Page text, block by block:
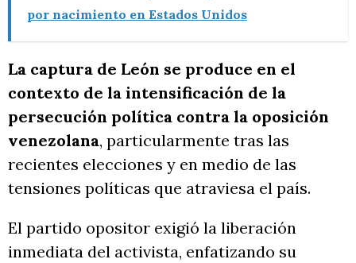
por nacimiento en Estados Unidos
La captura de León se produce en el
contexto de la intensificación de la
persecución política contra la oposición
venezolana, particularmente tras las
recientes elecciones y en medio de las
tensiones políticas que atraviesa el país.
El partido opositor exigió la liberación
inmediata del activista, enfatizando su